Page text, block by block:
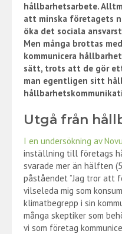
hållbarhetsarbete.
att minska företagets
öka det sociala
Men många brottas
kommunicera
sätt, trots att de gör
man egentligen sitt
Utgå från
I en undersökning av
inställning till företags
svarade mer än hälften
påståendet ”Jag tror att
vilseleda mig som
klimatbegrepp i sin
många skeptiker som
vi som företag